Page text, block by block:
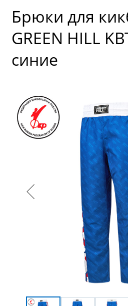
Брюки для
GREEN HILL
синие